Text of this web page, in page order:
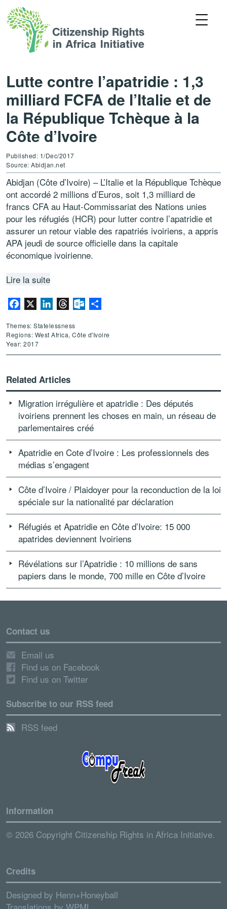
Lutte contre l’apatridie : 1,3
milliard FCFA de l’Italie et de
la République Tchèque à la
Côte d’Ivoire
Published: 1/Dec/2017
Source: Abidjan.net
Abidjan (Côte d’Ivoire) – L’Italie et la République Tchèque
ont accordé 2 millions d’Euros, soit 1,3 milliard de
francs CFA au Haut-Commissariat des Nations unies
pour les réfugiés (HCR) pour lutter contre l’apatridie et
assurer un retour viable des rapatriés ivoiriens, a appris
APA jeudi de source officielle dans la capitale
économique ivoirienne.
Lire la suite
Facebook LinkedInThreadsOutlook.com
Themes: Statelessness
Regions: West Africa, Côte d'Ivoire
Year: 2017
Related Articles
Migration irrégulière et apatridie : Des députés
ivoiriens prennent les choses en main, un réseau de
parlementaires créé
Apatridie en Cote d’Ivoire : Les professionnels des
médias s’engagent
Côte d’Ivoire / Plaidoyer pour la reconduction de la loi
spéciale sur la nationalité par déclaration
Réfugiés et Apatridie en Côte d’Ivoire: 15 000
apatrides deviennent Ivoiriens
Révélations sur l’Apatridie : 10 millions de sans
papiers dans le monde, 700 mille en Côte d’Ivoire
Contact us
Email us
Find us on Facebook
Find us on Twitter
Subscribe to our RSS feed
RSS feed
Information
© 2026 Copyright Citizenship Rights in Africa Initiative.
Credits
Designed by Henn+Honeyball